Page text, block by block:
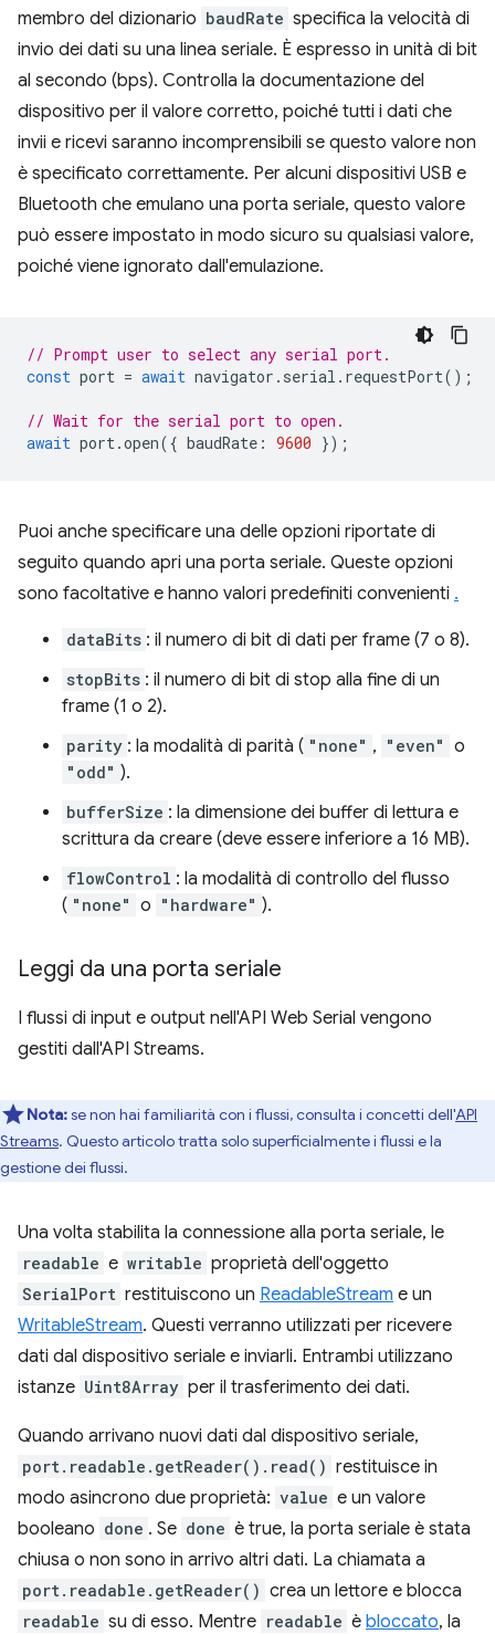
membro del dizionario baudRate specifica la velocità di
invio dei dati su una linea seriale. È espresso in unità di bit
al secondo (bps). Controlla la documentazione del
dispositivo per il valore corretto, poiché tutti i dati che
invii e ricevi saranno incomprensibili se questo valore non
è specificato correttamente. Per alcuni dispositivi USB e
Bluetooth che emulano una porta seriale, questo valore
può essere impostato in modo sicuro su qualsiasi valore,
poiché viene ignorato dall'emulazione.
// Prompt user to select any serial port.
const port = await navigator . serial . requestPort();
// Wait for the serial port to open.
await port.open({ baudRate : 9600 });
Puoi anche specificare una delle opzioni riportate di
seguito quando apri una porta seriale. Queste opzioni
sono facoltative e hanno valori predefiniti convenienti .
dataBits : il numero di bit di dati per frame (7 o 8).
stopBits : il numero di bit di stop alla fine di un
frame (1 o 2).
parity : la modalità di parità ( "none" , "even" o
"odd" ).
bufferSize : la dimensione dei buffer di lettura e
scrittura da creare (deve essere inferiore a 16 MB).
flowControl : la modalità di controllo del flusso
( "none" o "hardware" ).
Leggi da una porta seriale
I flussi di input e output nell'API Web Serial vengono
gestiti dall'API Streams.
Nota:se non hai familiarità con i flussi, consulta i concetti dell'API
Streams. Questo articolo tratta solo superficialmente i flussi e la
gestione dei flussi.
Una volta stabilita la connessione alla porta seriale, le
readable e writable proprietà dell'oggetto
SerialPort restituiscono un ReadableStream e un
WritableStream. Questi verranno utilizzati per ricevere
dati dal dispositivo seriale e inviarli. Entrambi utilizzano
istanze Uint8Array per il trasferimento dei dati.
Quando arrivano nuovi dati dal dispositivo seriale,
port.readable.getReader().read() restituisce in
modo asincrono due proprietà: value e un valore
booleano done . Se done è true, la porta seriale è stata
chiusa o non sono in arrivo altri dati. La chiamata a
port.readable.getReader() crea un lettore e blocca
readable su di esso. Mentre readable è bloccato, la